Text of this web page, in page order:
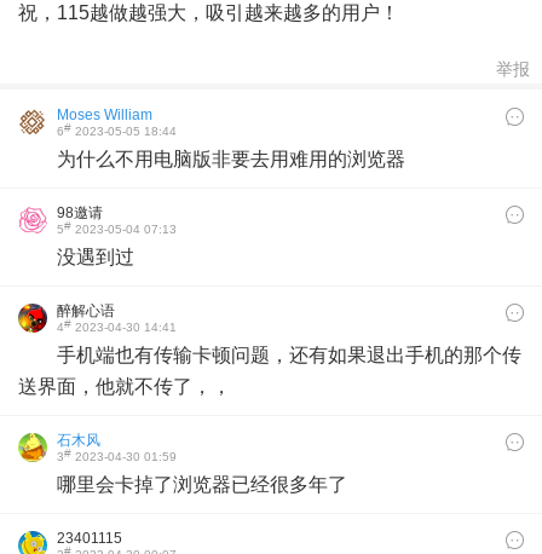
祝，115越做越强大，吸引越来越多的用户！
举报
Moses William
6# 2023-05-05 18:44
为什么不用电脑版非要去用难用的浏览器
98邀请
5# 2023-05-04 07:13
没遇到过
醉解心语
4# 2023-04-30 14:41
手机端也有传输卡顿问题，还有如果退出手机的那个传
送界面，他就不传了，，
石木风
3# 2023-04-30 01:59
哪里会卡掉了浏览器已经很多年了
23401115
#